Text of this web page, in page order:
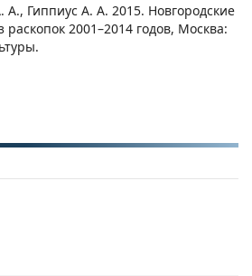
Гиппиус А. А. 2015. Новгородские
раскопок 2001–2014 годов, Москва: